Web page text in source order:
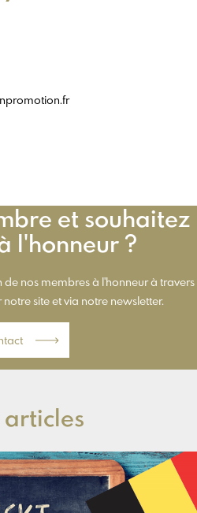
et souhaitez
l'honneur ?
nos membres à l'honneur à travers
site et via notre newsletter.
articles